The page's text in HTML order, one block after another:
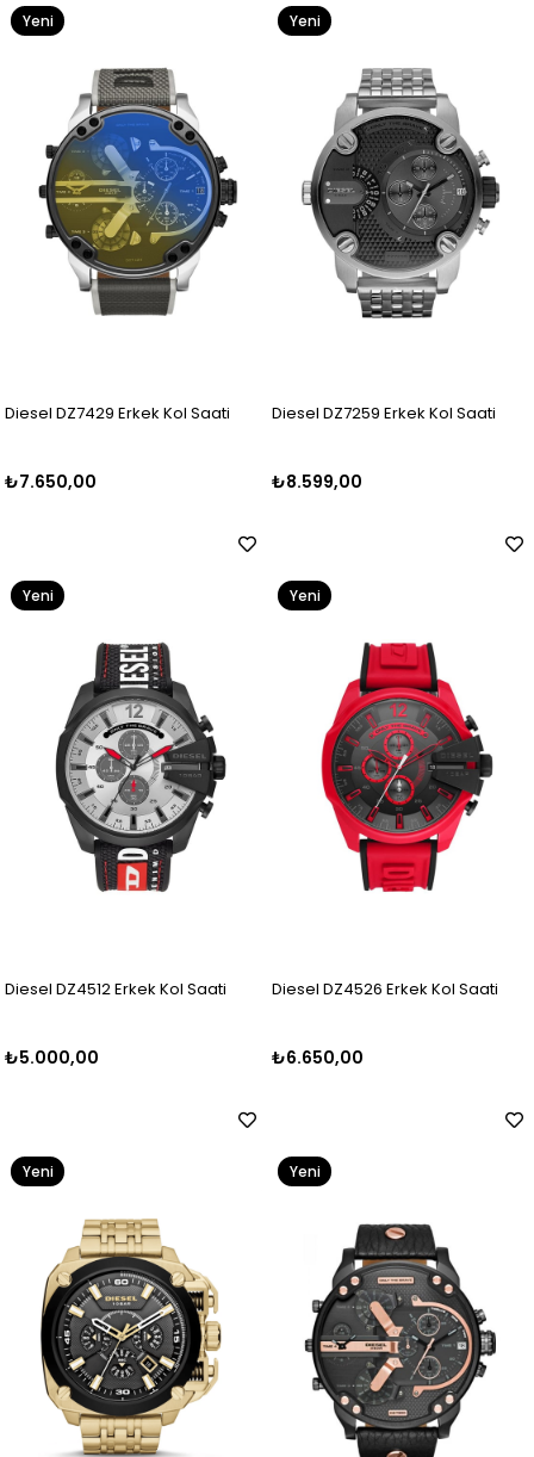
Diesel DZ7429 Erkek Kol Saati
₺7.650,00
Yeni
Diesel DZ7259 Erkek Kol Saati
₺8.599,00
Yeni
Diesel DZ4512 Erkek Kol Saati
₺5.000,00
Yeni
Diesel DZ4526 Erkek Kol Saati
₺6.650,00
Yeni
Yeni
Yeni